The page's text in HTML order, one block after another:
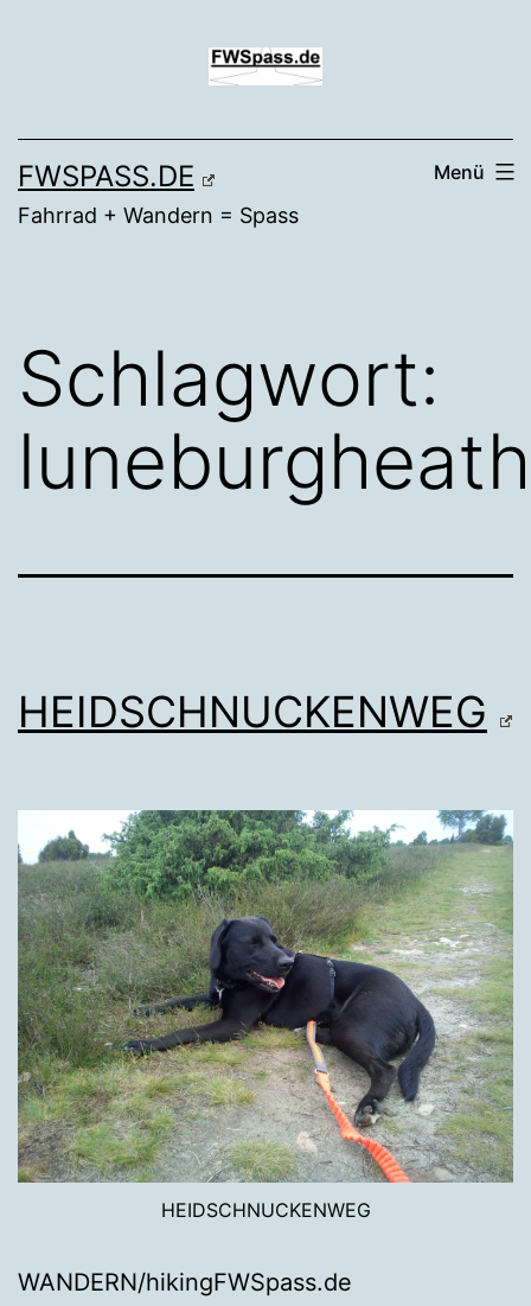
FWSPASS.DE
Fahrrad + Wandern = Spass
Menü
Schlagwort:
luneburgheath
HEIDSCHNUCKENWEG
HEIDSCHNUCKENWEG
WANDERN/hikingFWSpass.de